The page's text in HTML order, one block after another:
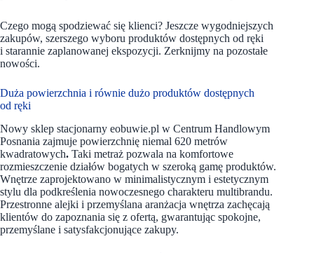
Czego mogą spodziewać się klienci? Jeszcze wygodniejszych
zakupów, szerszego wyboru produktów dostępnych od ręki
i starannie zaplanowanej ekspozycji. Zerknijmy na pozostałe
nowości.
Duża powierzchnia i równie dużo produktów dostępnych
od ręki
Nowy sklep stacjonarny eobuwie.pl w Centrum Handlowym
Posnania zajmuje powierzchnię niemal 620 metrów
kwadratowych. Taki metraż pozwala na komfortowe
rozmieszczenie działów bogatych w szeroką gamę produktów.
Wnętrze zaprojektowano w minimalistycznym i estetycznym
stylu dla podkreślenia nowoczesnego charakteru multibrandu.
Przestronne alejki i przemyślana aranżacja wnętrza zachęcają
klientów do zapoznania się z ofertą, gwarantując spokojne,
przemyślane i satysfakcjonujące zakupy.